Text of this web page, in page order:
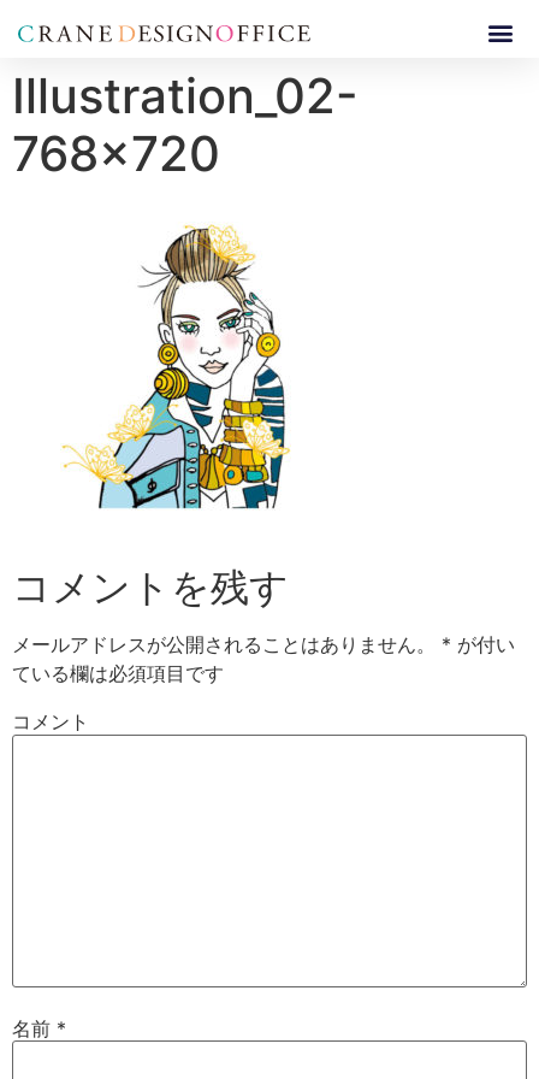
Illustration_02-
768×720
コメントを残す
メールアドレスが公開されることはありません。 * が付い
ている欄は必須項目です
コメント
名前 *